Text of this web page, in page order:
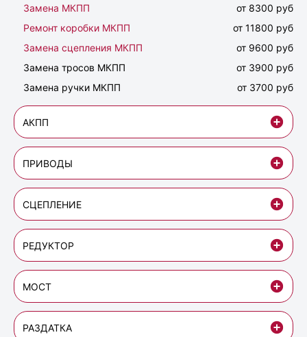
Замена МКПП
от 8300 руб
Ремонт коробки МКПП
от 11800 руб
Замена сцепления МКПП
от 9600 руб
Замена тросов МКПП
от 3900 руб
Замена ручки МКПП
от 3700 руб
АКПП
ПРИВОДЫ
СЦЕПЛЕНИЕ
РЕДУКТОР
МОСТ
РАЗДАТКА